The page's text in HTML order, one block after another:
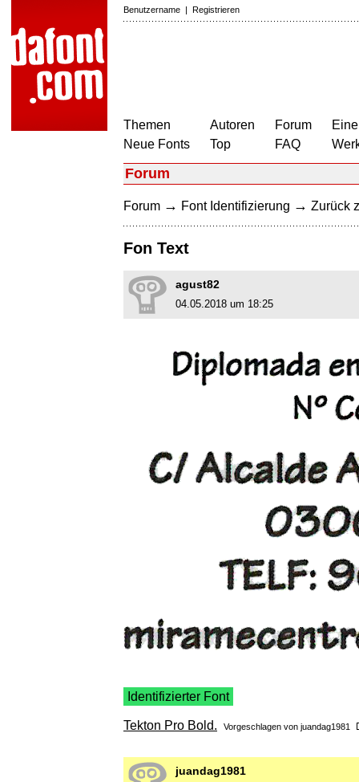
Benutzername | Registrieren
Themen
Neue Fonts
Autoren
Top
Forum
FAQ
Forum
Forum → Font Identifizierung → Zurück
Fon Text
agust82
04.05.2018 um 18:25
Identifizierter Font
Tekton Pro Bold. Vorgeschlagen von juandag1981
juandag1981